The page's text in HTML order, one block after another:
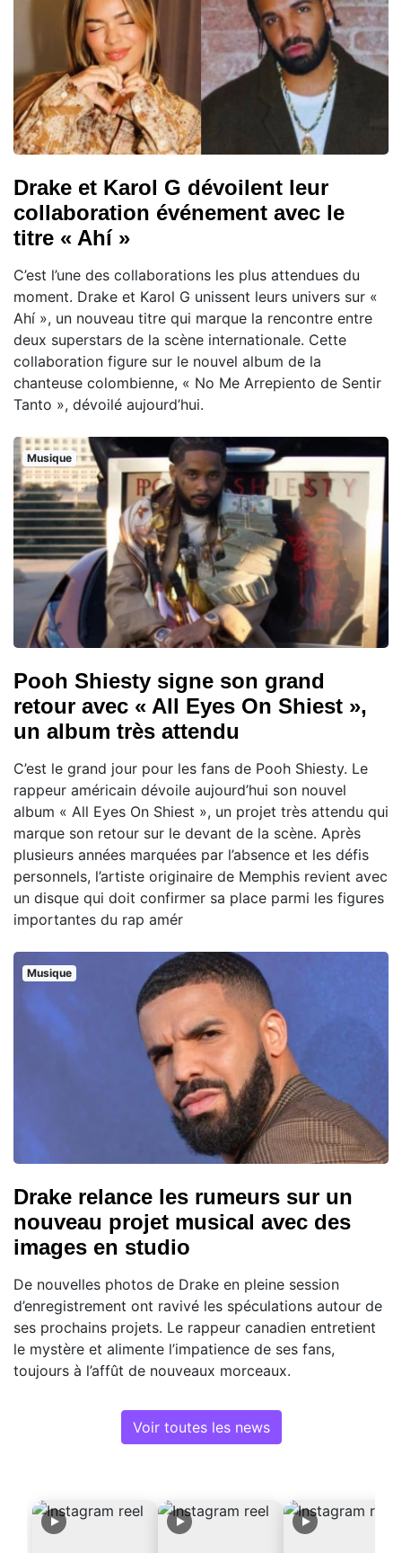
Drake et Karol G dévoilent leur
collaboration événement avec le
titre « Ahí »
C’est l’une des collaborations les plus attendues du
moment. Drake et Karol G unissent leurs univers sur «
Ahí », un nouveau titre qui marque la rencontre entre
deux superstars de la scène internationale. Cette
collaboration figure sur le nouvel album de la
chanteuse colombienne, « No Me Arrepiento de Sentir
Tanto », dévoilé aujourd’hui.
Musique
Pooh Shiesty signe son grand
retour avec « All Eyes On Shiest »,
un album très attendu
C’est le grand jour pour les fans de Pooh Shiesty. Le
rappeur américain dévoile aujourd’hui son nouvel
album « All Eyes On Shiest », un projet très attendu qui
marque son retour sur le devant de la scène. Après
plusieurs années marquées par l’absence et les défis
personnels, l’artiste originaire de Memphis revient avec
un disque qui doit confirmer sa place parmi les figures
importantes du rap amér
Musique
Drake relance les rumeurs sur un
nouveau projet musical avec des
images en studio
De nouvelles photos de Drake en pleine session
d’enregistrement ont ravivé les spéculations autour de
ses prochains projets. Le rappeur canadien entretient
le mystère et alimente l’impatience de ses fans,
toujours à l’affût de nouveaux morceaux.
Voir toutes les news